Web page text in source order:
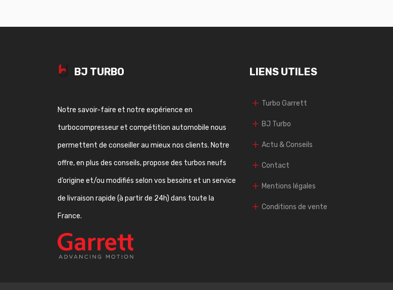
BJ TURBO
Notre savoir-faire et notre expérience en
turbocompresseur et compétition automobile nous
permettent de conseiller au mieux nos clients. Notre
offre, en plus des conseils, propose des turbos neufs
d’origine et/ou modifiés selon vos besoins et un service
de livraison rapide (à partir de 24h) dans toute la
France.
LIENS UTILES
Turbo Garrett
BJ Turbo
Actu & Conseils
Contact
Mentions légales
Conditions de vente